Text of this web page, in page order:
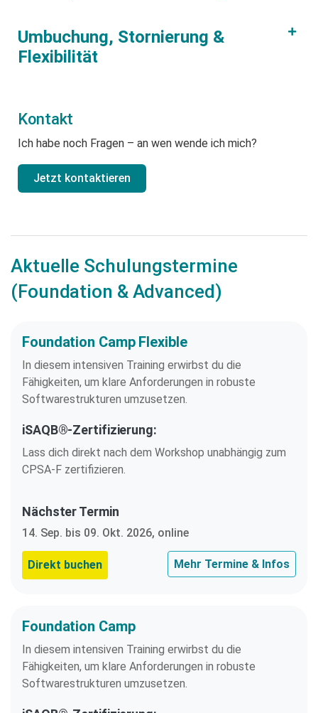
Umbuchung, Stornierung &
Flexibilität
Kontakt
Ich habe noch Fragen – an wen wende ich mich?
Jetzt kontaktieren
Aktuelle Schulungstermine
(Foundation & Advanced)
Foundation Camp Flexible
In diesem intensiven Training erwirbst du die
Fähigkeiten, um klare Anforderungen in robuste
Softwarestrukturen umzusetzen.
iSAQB®-Zertifizierung:
Lass dich direkt nach dem Workshop unabhängig zum
CPSA-F zertifizieren.
Nächster Termin
14. Sep. bis 09. Okt. 2026, online
Direkt buchen Mehr Termine & Infos
Foundation Camp
In diesem intensiven Training erwirbst du die
Fähigkeiten, um klare Anforderungen in robuste
Softwarestrukturen umzusetzen.